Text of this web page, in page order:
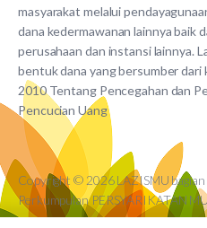
masyarakat melalui
dana kedermawanan lainnya baik
perusahaan dan instansi lainnya.
bentuk dana yang bersumber dari
2010 Tentang Pencegahan dan
Pencucian Uang
Copyright © 2026 LAZISMU
Perkumpulan PERSYARIKATAN